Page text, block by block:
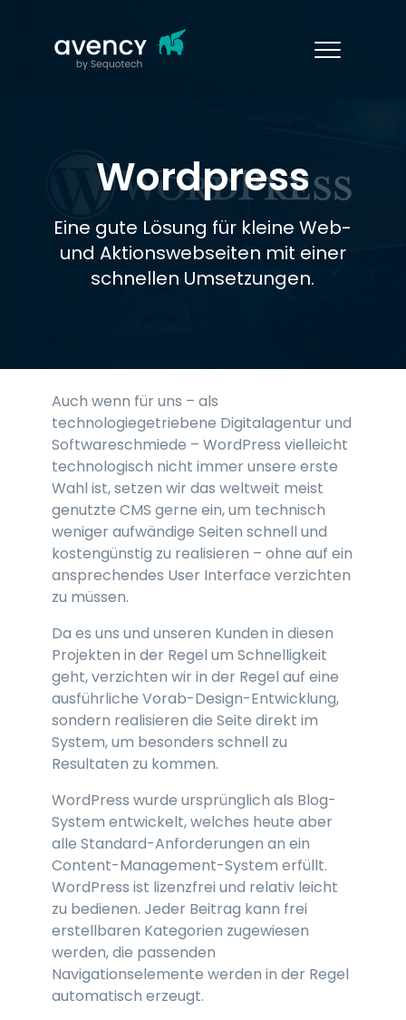
Wordpress
Eine gute Lösung für kleine Web-
und Aktionswebseiten mit einer
schnellen Umsetzungen.
Auch wenn für uns – als
technologiegetriebene Digitalagentur und
Softwareschmiede – WordPress vielleicht
technologisch nicht immer unsere erste
Wahl ist, setzen wir das weltweit meist
genutzte CMS gerne ein, um technisch
weniger aufwändige Seiten schnell und
kostengünstig zu realisieren – ohne auf ein
ansprechendes User Interface verzichten
zu müssen.
Da es uns und unseren Kunden in diesen
Projekten in der Regel um Schnelligkeit
geht, verzichten wir in der Regel auf eine
ausführliche Vorab-Design-Entwicklung,
sondern realisieren die Seite direkt im
System, um besonders schnell zu
Resultaten zu kommen.
WordPress wurde ursprünglich als Blog-
System entwickelt, welches heute aber
alle Standard-Anforderungen an ein
Content-Management-System erfüllt.
WordPress ist lizenzfrei und relativ leicht
zu bedienen. Jeder Beitrag kann frei
erstellbaren Kategorien zugewiesen
werden, die passenden
Navigationselemente werden in der Regel
automatisch erzeugt.